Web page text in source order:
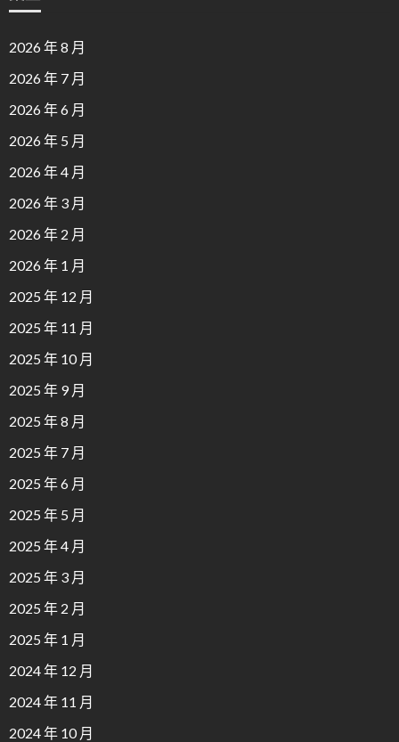
2026 年 8 月
2026 年 7 月
2026 年 6 月
2026 年 5 月
2026 年 4 月
2026 年 3 月
2026 年 2 月
2026 年 1 月
2025 年 12 月
2025 年 11 月
2025 年 10 月
2025 年 9 月
2025 年 8 月
2025 年 7 月
2025 年 6 月
2025 年 5 月
2025 年 4 月
2025 年 3 月
2025 年 2 月
2025 年 1 月
2024 年 12 月
2024 年 11 月
2024 年 10 月